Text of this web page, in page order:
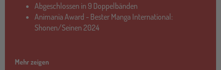
Abgeschlossen in 9 Doppelbänden
Animania Award - Bester Manga International:
Shonen/Seinen 2024
Mehr zeigen